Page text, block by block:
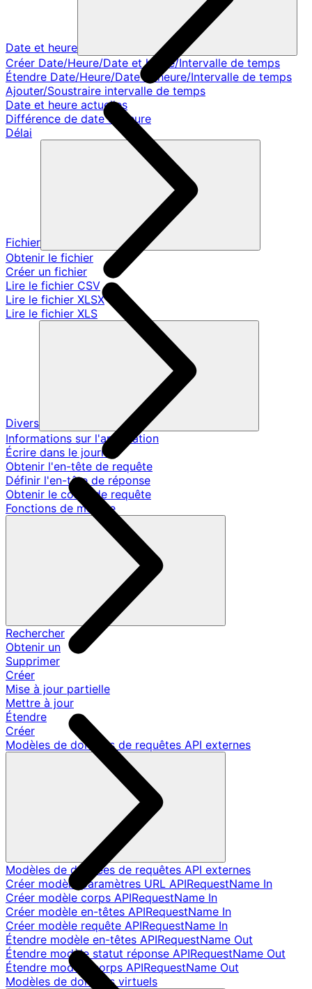
Date et heure
Créer Date/Heure/Date et heure/Intervalle de temps
Étendre Date/Heure/Date et heure/Intervalle de temps
Ajouter/Soustraire intervalle de temps
Date et heure actuelles
Différence de date et heure
Délai
Fichier
Obtenir le fichier
Créer un fichier
Lire le fichier CSV
Lire le fichier XLSX
Lire le fichier XLS
Divers
Informations sur l'application
Écrire dans le journal
Obtenir l'en-tête de requête
Définir l'en-tête de réponse
Obtenir le corps de requête
Fonctions de modèle
Rechercher
Obtenir un
Supprimer
Créer
Mise à jour partielle
Mettre à jour
Étendre
Créer
Modèles de données de requêtes API externes
Modèles de données de requêtes API externes
Créer modèle paramètres URL APIRequestName In
Créer modèle corps APIRequestName In
Créer modèle en-têtes APIRequestName In
Créer modèle requête APIRequestName In
Étendre modèle en-têtes APIRequestName Out
Étendre modèle statut réponse APIRequestName Out
Étendre modèle corps APIRequestName Out
Modèles de données virtuels